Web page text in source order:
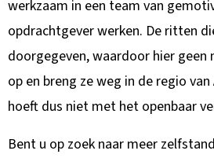
werkzaam in een team van
opdrachtgever werken. De ritten
doorgegeven, waardoor hier geen
op en breng ze weg in de regio
hoeft dus niet met het openbaar
Bent u op zoek naar meer